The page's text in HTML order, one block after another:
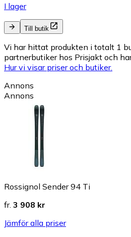
I lager
Till butik
Vi har hittat produkten i totalt 1
partnerbutiker hos Prisjakt och
Hur vi visar priser och butiker.
Annons
Annons
Rossignol Sender 94 Ti
fr. 3 908 kr
Jämför alla priser